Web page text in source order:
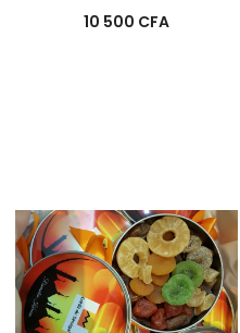
10 500 CFA